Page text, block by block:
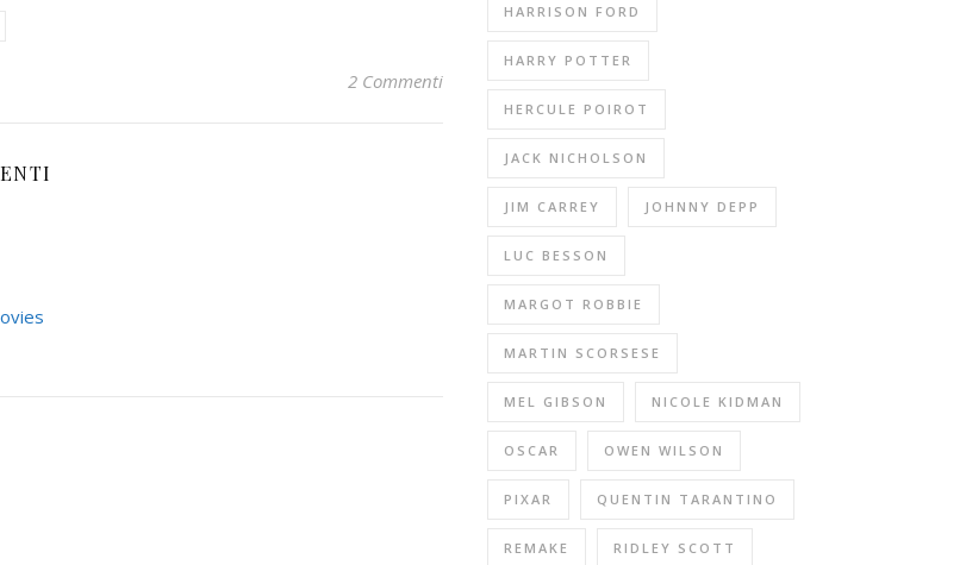
2 Commenti
HARRISON FORD
HARRY POTTER
HERCULE POIROT
JACK NICHOLSON
JIM CARREY JOHNNY DEPP
LUC BESSON
MARGOT ROBBIE
MARTIN SCORSESE
MEL GIBSON NICOLE KIDMAN
OSCAR OWEN WILSON
PIXAR QUENTIN TARANTINO
REMAKE RIDLEY SCOTT